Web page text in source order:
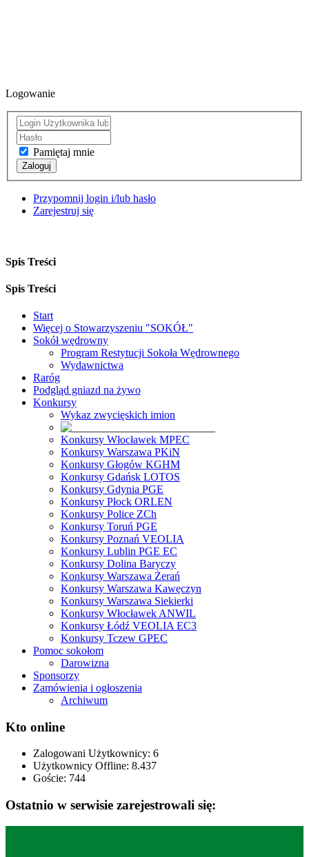
Logowanie
Pamiętaj mnie
Zaloguj
Przypomnij login i/lub hasło
Zarejestruj się
Spis Treści
Spis Treści
Start
Więcej o Stowarzyszeniu "SOKÓŁ"
Sokół wędrowny
Program Restytucji Sokoła Wędrownego
Wydawnictwa
Raróg
Podgląd gniazd na żywo
Konkursy
Wykaz zwycięskich imion
Konkursy Włocławek MPEC
Konkursy Warszawa PKiN
Konkursy Głogów KGHM
Konkursy Gdańsk LOTOS
Konkursy Gdynia PGE
Konkursy Płock ORLEN
Konkursy Police ZCh
Konkursy Toruń PGE
Konkursy Poznań VEOLIA
Konkursy Lublin PGE EC
Konkursy Dolina Baryczy
Konkursy Warszawa Żerań
Konkursy Warszawa Kawęczyn
Konkursy Warszawa Siekierki
Konkursy Włocławek ANWIL
Konkursy Łódź VEOLIA EC3
Konkursy Tczew GPEC
Pomoc sokołom
Darowizna
Sponsorzy
Zamówienia i ogłoszenia
Archiwum
Kto online
Zalogowani Użytkownicy: 6
Użytkownicy Offline: 8.437
Goście: 744
Ostatnio w serwisie zarejestrowali się: